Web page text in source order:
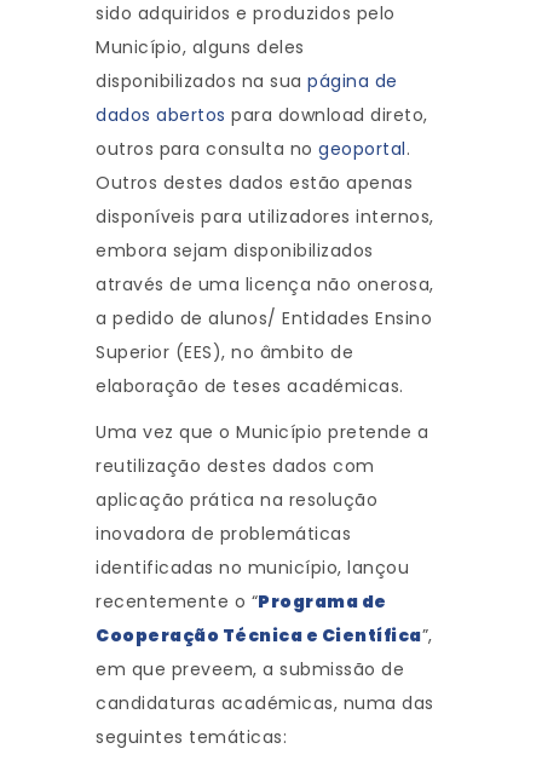
sido adquiridos e produzidos pelo
Município, alguns deles
disponibilizados na sua página de
dados abertos para download direto,
outros para consulta no geoportal.
Outros destes dados estão apenas
disponíveis para utilizadores internos,
embora sejam disponibilizados
através de uma licença não onerosa,
a pedido de alunos/ Entidades Ensino
Superior (EES), no âmbito de
elaboração de teses académicas.
Uma vez que o Município pretende a
reutilização destes dados com
aplicação prática na resolução
inovadora de problemáticas
identificadas no município, lançou
recentemente o “Programa de
Cooperação Técnica e Científica”,
em que preveem, a submissão de
candidaturas académicas, numa das
seguintes temáticas: